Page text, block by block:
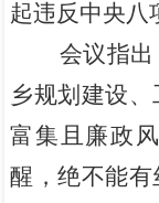
起违反中央八
会议指出，
乡规划建设
富集且廉政
醒，绝不能